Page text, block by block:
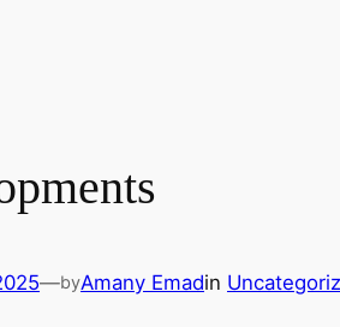
—byAmany Emadin